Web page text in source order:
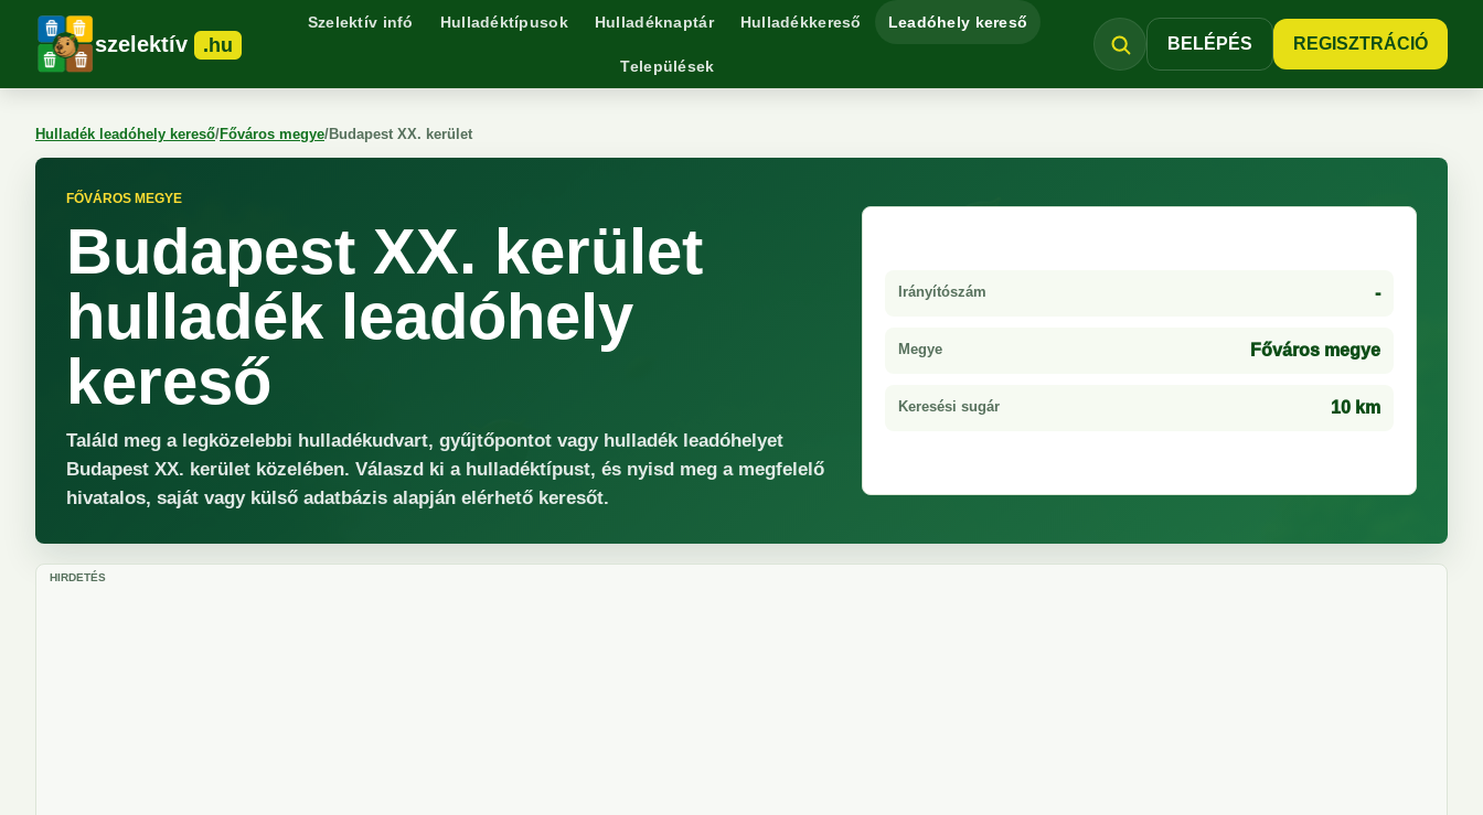
szelektív .hu
Szelektív infó Hulladéktípusok Hulladéknaptár Hulladékkereső Leadóhely kereső
Települések
BELÉPÉS REGISZTRÁCIÓ
Hulladék leadóhely kereső/Főváros megye/Budapest XX. kerület
FŐVÁROS MEGYE
Budapest XX. kerület
hulladék leadóhely
kereső
Találd meg a legközelebbi hulladékudvart, gyűjtőpontot vagy hulladék leadóhelyet
Budapest XX. kerület közelében. Válaszd ki a hulladéktípust, és nyisd meg a megfelelő
hivatalos, saját vagy külső adatbázis alapján elérhető keresőt.
Irányítószám -
Megye Főváros megye
Keresési sugár 10 km
HIRDETÉS